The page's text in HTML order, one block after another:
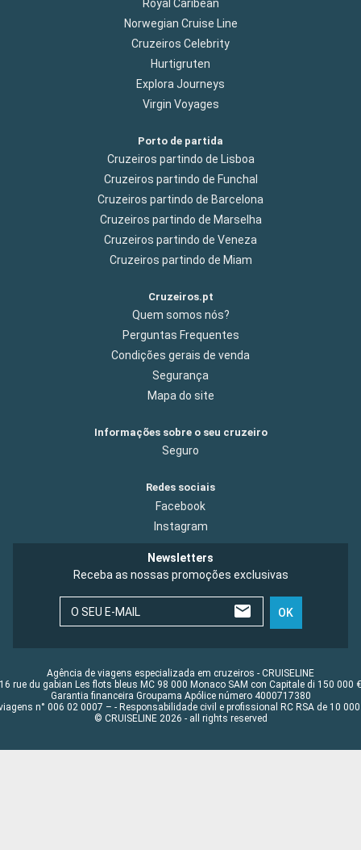
Royal Caribean
Norwegian Cruise Line
Cruzeiros Celebrity
Hurtigruten
Explora Journeys
Virgin Voyages
Porto de partida
Cruzeiros partindo de Lisboa
Cruzeiros partindo de Funchal
Cruzeiros partindo de Barcelona
Cruzeiros partindo de Marselha
Cruzeiros partindo de Veneza
Cruzeiros partindo de Miam
Cruzeiros.pt
Quem somos nós?
Perguntas Frequentes
Condições gerais de venda
Segurança
Mapa do site
Informações sobre o seu cruzeiro
Seguro
Redes sociais
Facebook
Instagram
Newsletters
Receba as nossas promoções exclusivas
O SEU E-MAIL OK
Agência de viagens especializada em cruzeiros - CRUISELINE
16 rue du gabian Les flots bleus MC 98 000 Monaco SAM con Capitale di 150 000 €
Garantia financeira Groupama Apólice número 4000717380
n° 006 02 0007 – - Responsabilidade civil e profissional RC RSA de 10 000
© CRUISELINE 2026 - all rights reserved